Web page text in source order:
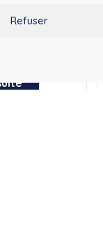
Refuser